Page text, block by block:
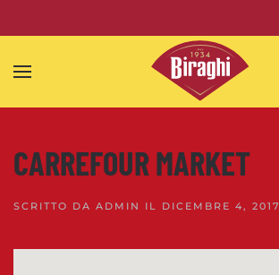
Skip to main content
CARREFOUR MARKET
SCRITTO DA ADMIN IL DICEMBRE 4, 2017